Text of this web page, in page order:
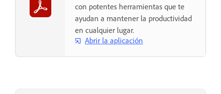
con potentes herramientas que te
ayudan a mantener la productividad
en cualquier lugar.
Abrir la aplicación